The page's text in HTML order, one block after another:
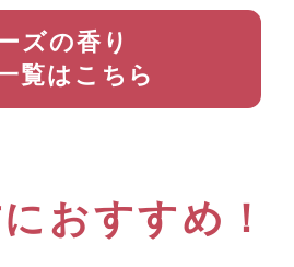
ズの香り
覧はこちら
おすすめ！